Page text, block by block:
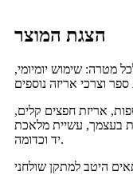
הצגת המוצר
מטרה: שימוש יומיומי,
אריזת חפצים קלים,
בעצמך, עשיית מלאכת
יד וכדומה.